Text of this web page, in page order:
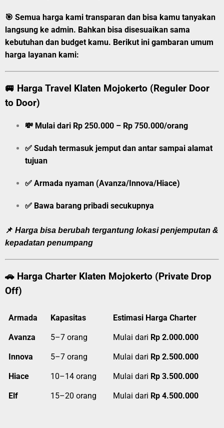
🎯 Semua harga kami transparan dan bisa kamu tanyakan
langsung ke admin. Bahkan bisa disesuaikan sama
kebutuhan dan budget kamu. Berikut ini gambaran umum
harga layanan kami:
🚐 Harga Travel Klaten Mojokerto (Reguler Door
to Door)
💸 Mulai dari Rp 250.000 – Rp 750.000/orang
✅ Sudah termasuk jemput dan antar sampai alamat
tujuan
✅ Armada nyaman (Avanza/Innova/Hiace)
✅ Bawa barang pribadi secukupnya
📌 Harga bisa berubah tergantung lokasi penjemputan &
kepadatan penumpang
🚗 Harga Charter Klaten Mojokerto (Private Drop
Off)
Armada Kapasitas Estimasi Harga Charter
Avanza 5–7 orang Mulai dari Rp 2.000.000
Innova 5–7 orang Mulai dari Rp 2.500.000
Hiace 10–14 orang Mulai dari Rp 3.500.000
Elf 15–20 orang Mulai dari Rp 4.500.000